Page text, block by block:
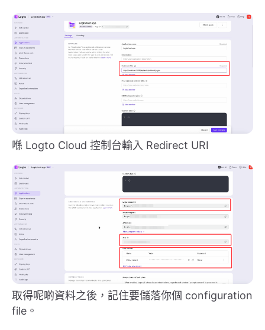
喺 Logto Cloud 控制台輸入 Redirect URI
取得呢啲資料之後，記住要儲落你個 configuration
file。